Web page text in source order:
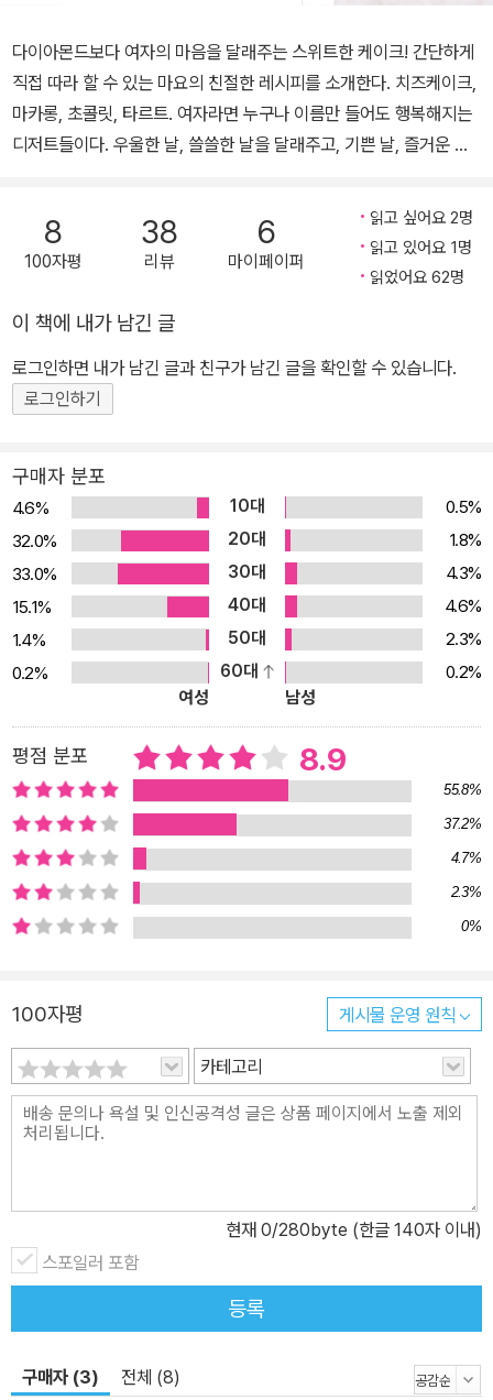
다이아몬드보다 여자의 마음을 달래주는 스위트한 케이크! 간단하게
직접 따라 할 수 있는 마요의 친절한 레시피를 소개한다. 치즈케이크,
마카롱, 초콜릿, 타르트. 여자라면 누구나 이름만 들어도 행복해지는
디저트들이다. 우울한 날, 쓸쓸한 날을 달래주고, 기쁜 날, 즐거운 날
지에 소개된 카페에 가서 마카롱을 먹어보고, 친구들과 모여 유명한
타르트 숍에서 타르트를 먹어보지만 무언가 만족되지 않는다면? 그
런 당신을 위한 특별한 레시피를 모았다. 완벽하게 마음에 드는 디저
있다. 네이버 파워블로그를 운영하는 마요가 소개하는 특별한 사계절
의 레시피. 각 계절에 어울리는, 각 계절에 나는 과일과 재료를 이용한
건강하고 달콤한 레시피들이다. 단순히 레시피 나열뿐만 아니라 저자
가 소개하는 특별한 카페, 그릇, 사랑스러운 포장에 대한 이야기는 이
꽃과 나무가 화사한 파스텔 톤으로 물드는 봄. 봄에 파릇한 기운과 어
울리는 피스타치오 쿠키, 상큼한 딸기 슈, 딸기 샤를로트, 마음까지 따
뜻해지는 웨딩 쿠키, 먹기가 아까울 정도로 예쁜 라즈베리 컵케이크,
어른들도 좋아하는 병아리 만주, 벚꽃과 닮은 벚꽃 머랭 쿠키, 수제 클
로티드 크림을 만드는 방법 등을 담았다. 봄이라서 더 좋은 딸기, 생과
일을 마음껏 활용한 따뜻한 레시피들이다. 저녁의 남은 열기도 아쉬
운, 여름 뜨거운 여름을 즐기기 위해서는 무엇보다 시원하고 상큼한
디저트가 제격. 해바라기를 닮은 오렌지 티 케이크, 향기로 먹는 레몬
머랭 타르트, 빨간색이 너무 예쁜 산딸기 가나슈 파이, 진한 치즈의 맛
이 느껴지는 블루베리 치즈케이크, 더위로 지친 건강까지 생각하는
두유 크림치즈 푸딩 등을 소개한다. 시원한 디저트와 함께 상그리아
를 마시며 여름의 밤을 즐겨보자. 소박하고 맛있는, 가을 구수하고 건
강한 먹을거리가 넘치는 가을은 견과류의 계절. 소개하고자 하는 레
시피도 색감이 예쁜 당근 컵케이크, 한끼 식사로 좋은 뮈슬리 바, 몸에
좋은 단호박 치즈케이크, 오독오독 건강이 씹히는 흑미 초콜릿 비스
코티, 홍차의 향이 은은하게 나는 얼그레이 다쿠아즈 등이다. 건강한
하면서 진한 초콜릿이 생각나는 겨울. 초콜릿의 맛을 듬뿍 느낄 수 있
는 데블스 초콜릿 타르트, 한 숟갈 뜨면 초콜릿이 흐르는 퐁당 오 쇼콜
라, 깊은 맛을 느낄 수 있는 와인 초콜릿 마카롱, 사랑을 고백할 때를
위한 LOVE 초콜릿 린저 쿠키, 눈이 내리는 눈꽃 시나몬 쿠키 등의 레
시피를 소개한다. 크리스마스를 위한 아이싱 쿠키와 부쉬 드 노엘로
해줄 선물을 만들고 싶은, 당신을 위한 책이다.
8
100자평
38
리뷰
6
마이페이퍼
읽고 싶어요 2명
읽고 있어요 1명
읽었어요 62명
이 책에 내가 남긴 글
로그인하면 내가 남긴 글과 친구가 남긴 글을 확인할 수 있습니다.
로그인하기
구매자 분포
4.6% 10대
0.5%
32.0%
20대
1.8%
33.0%
30대
4.3%
15.1%
40대
4.6%
1.4%
50대
2.3%
0.2%
60대
0.2%
여성
남성
평점 분포 8.9
55.8%
37.2%
4.7%
2.3%
0%
100자평 게시물 운영 원칙
카테고리
현재 0/280byte (한글 140자 이내)
스포일러 포함
등록
구매자 (3) 전체 (8)